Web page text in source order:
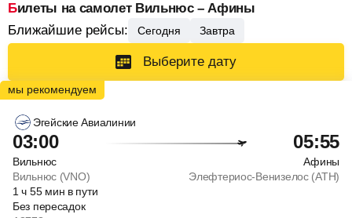
Билеты на самолет Вильнюс – Афины
Ближайшие рейсы:
Сегодня Завтра
Выберите дату
Эгейские Авиалинии
03:00 05:55
Вильнюс
Афины
Вильнюс (VNO)
Элефтериос-Венизелос (ATH)
1ч 55 мин в пути
Без пересадок